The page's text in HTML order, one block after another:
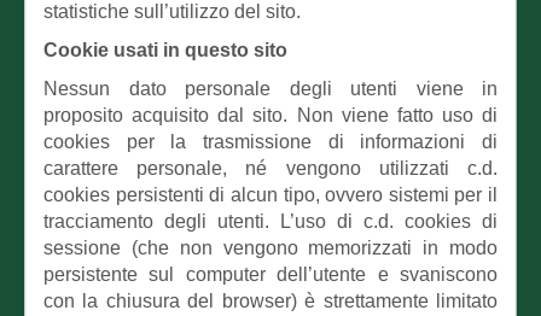
statistiche sull’utilizzo del sito.
Cookie usati in questo sito
Nessun dato personale degli utenti viene in
proposito acquisito dal sito. Non viene fatto uso di
cookies per la trasmissione di informazioni di
carattere personale, né vengono utilizzati c.d.
cookies persistenti di alcun tipo, ovvero sistemi per il
tracciamento degli utenti. L’uso di c.d. cookies di
sessione (che non vengono memorizzati in modo
persistente sul computer dell’utente e svaniscono
con la chiusura del browser) è strettamente limitato